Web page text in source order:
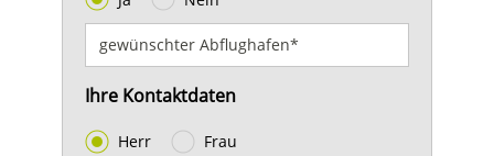
Ihre Kontaktdaten
Herr Frau